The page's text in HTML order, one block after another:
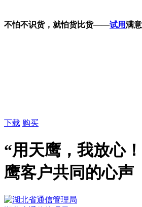
不怕不识货，就怕货比货——试用满
下载 购买
“用天鹰，我放心！
鹰客户共同的心声